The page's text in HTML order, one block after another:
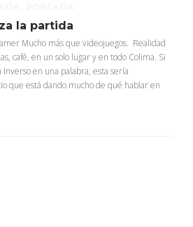
PORTADA
la partida
Mucho más que videojuegos. Realidad
café, en un solo lugar y en todo Colima. Si
en una palabra, esta sería
que está dando mucho de qué hablar en